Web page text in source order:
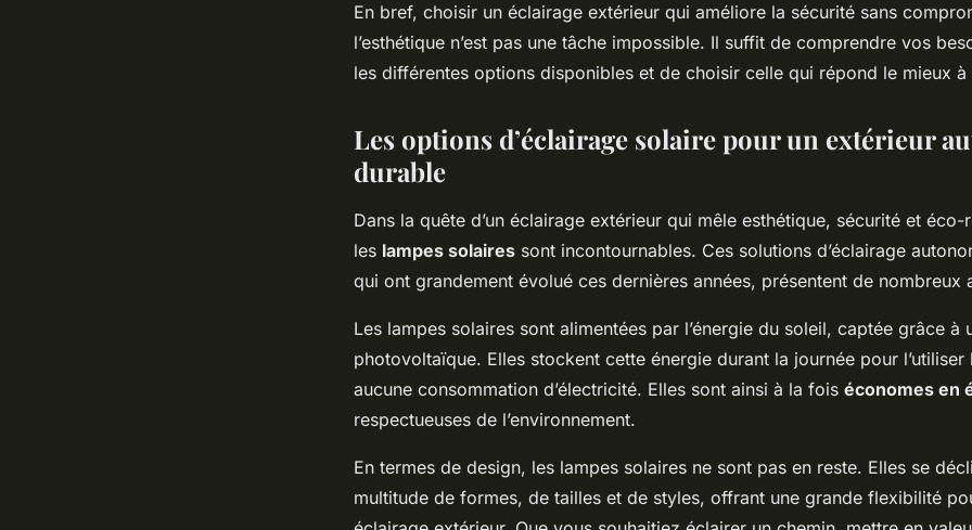
En bref, choisir un éclairage extérieur qui améliore la sécurité sans
l’esthétique n’est pas une tâche impossible. Il suffit de comprendre vos
les différentes options disponibles et de choisir celle qui répond le mieux à
Les options d’éclairage solaire pour un extérieur
durable
Dans la quête d’un éclairage extérieur qui mêle esthétique, sécurité et
les lampes solaires sont incontournables. Ces solutions d’éclairage
qui ont grandement évolué ces dernières années, présentent de nombreux
Les lampes solaires sont alimentées par l’énergie du soleil, captée grâce à
photovoltaïque. Elles stockent cette énergie durant la journée pour l’utiliser
aucune consommation d’électricité. Elles sont ainsi à la fois économes en
respectueuses de l’environnement.
En termes de design, les lampes solaires ne sont pas en reste. Elles se
multitude de formes, de tailles et de styles, offrant une grande flexibilité